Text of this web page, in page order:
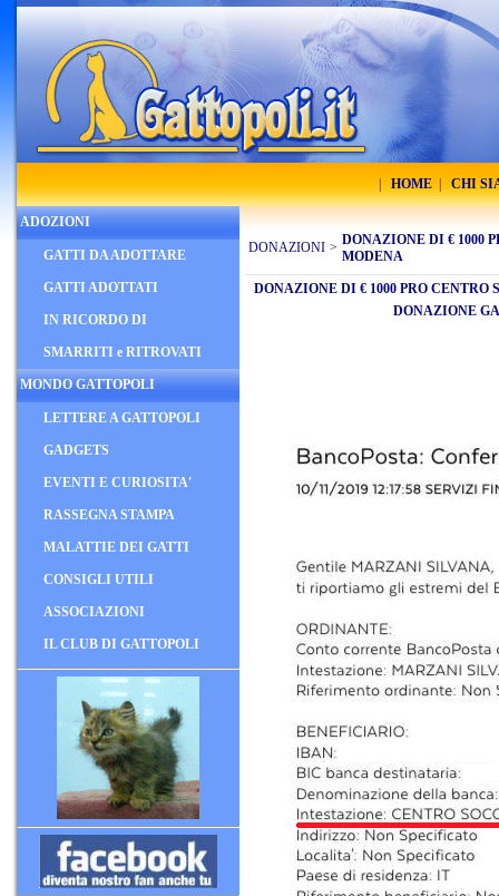
HOME CHI
ADOZIONI
GATTI DA ADOTTARE
GATTI ADOTTATI
IN RICORDO DI
SMARRITI e RITROVATI
MONDO GATTOPOLI
LETTERE A GATTOPOLI
GADGETS
EVENTI E CURIOSITA'
RASSEGNA STAMPA
MALATTIE DEI GATTI
CONSIGLI UTILI
ASSOCIAZIONI
IL CLUB DI GATTOPOLI
DONAZIONI > DONAZIONE DI € 1000
MODENA
DONAZIONE DI € 1000 PRO
DONAZIONE